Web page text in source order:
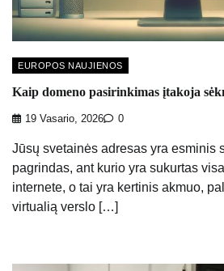
EUROPOS NAUJIENOS
Kaip domeno pasirinkimas įtakoja
19 Vasario, 2026 0
Jūsų svetainės adresas yra esminis
pagrindas, ant kurio yra sukurtas
internete, o tai yra kertinis akmuo,
virtualią verslo […]